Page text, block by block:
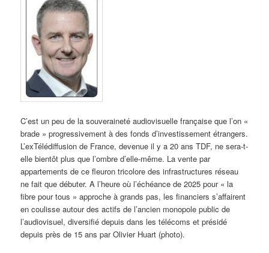
C’est un peu de la souveraineté audiovisuelle française que l’on «
brade » progressivement à des fonds d’investissement étrangers.
L’exTélédiffusion de France, devenue il y a 20 ans TDF, ne sera-t-
elle bientôt plus que l’ombre d’elle-même. La vente par
appartements de ce fleuron tricolore des infrastructures réseau
ne fait que débuter. A l’heure où l’échéance de 2025 pour « la
fibre pour tous » approche à grands pas, les financiers s’affairent
en coulisse autour des actifs de l’ancien monopole public de
l’audiovisuel, diversifié depuis dans les télécoms et présidé
depuis près de 15 ans par Olivier Huart (photo).